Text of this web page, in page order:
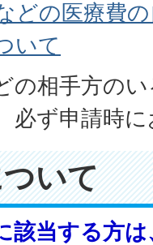
どの医療費
いて
の相手方の
必ず申請時
いて
該当する方